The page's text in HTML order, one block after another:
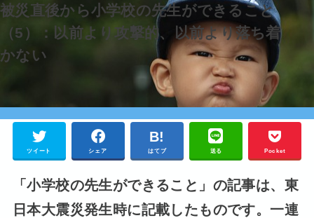
被災直後から小学校の先生ができること
（5）：以前より攻撃的、以前より落ち着
かない
ツイート シェア はてブ 送る Pocket
「小学校の先生ができること」の記事は、東
日本大震災発生時に記載したものです。一連